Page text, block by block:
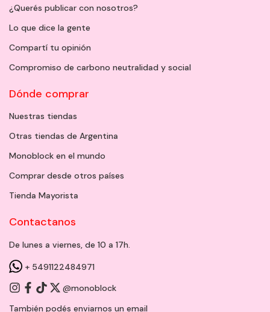
¿Querés publicar con nosotros?
Lo que dice la gente
Compartí tu opinión
Compromiso de carbono neutralidad y social
Dónde comprar
Nuestras tiendas
Otras tiendas de Argentina
Monoblock en el mundo
Comprar desde otros países
Tienda Mayorista
Contactanos
De lunes a viernes, de 10 a 17h.
+ 5491122484971
@monoblock
También podés enviarnos un email